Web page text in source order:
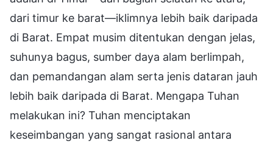
dari timur ke barat—iklimnya lebih baik daripada
di Barat. Empat musim ditentukan dengan jelas,
suhunya bagus, sumber daya alam berlimpah,
dan pemandangan alam serta jenis dataran jauh
lebih baik daripada di Barat. Mengapa Tuhan
melakukan ini? Tuhan menciptakan
keseimbangan yang sangat rasional antara